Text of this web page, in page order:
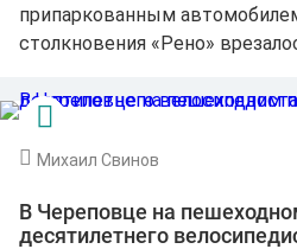
припаркованным
столкновения «Рено»
Михаил Свинов
В Череповце на
десятилетнего